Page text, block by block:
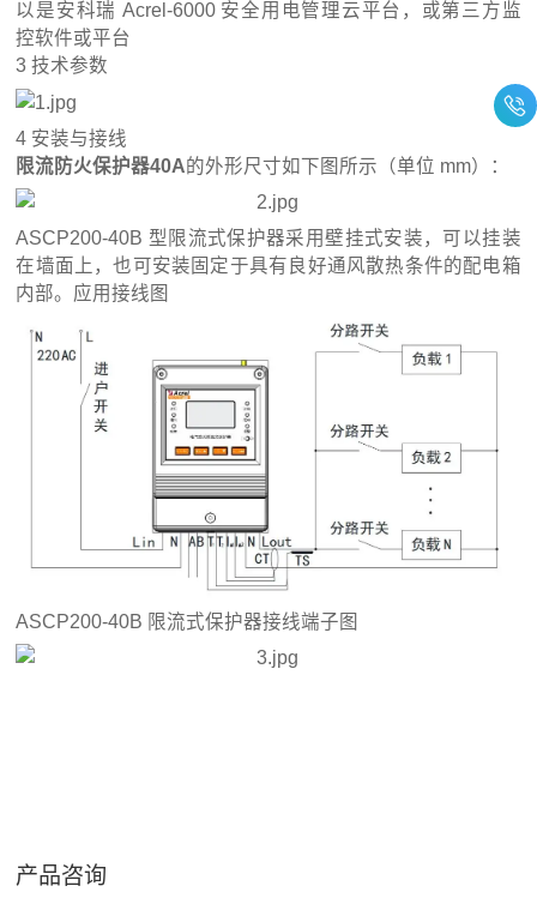
以是安科瑞 Acrel-6000 安全用电管理云平台，或第三方监
控软件或平台
3 技术参数
4 安装与接线
限流防火保护器40A的外形尺寸如下图所示（单位 mm）：
ASCP200-40B 型限流式保护器采用壁挂式安装，可以挂装
在墙面上，也可安装固定于具有良好通风散热条件的配电箱
内部。应用接线图
ASCP200-40B 限流式保护器接线端子图
产品咨询